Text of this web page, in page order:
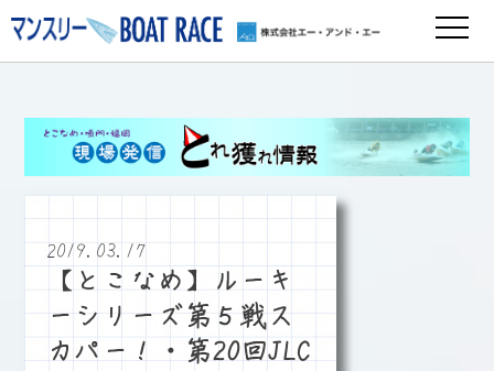
2019.03.17
【とこなめ】ルーキ
ーシリーズ第５戦ス
カパー！・第20回JLC